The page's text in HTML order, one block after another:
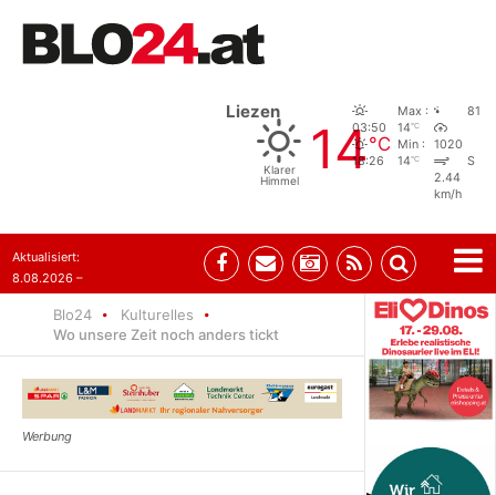
Liezen
Klarer
Himmel
14°C
03:50
18:26
Max :
14°C
Min :
14°C
81
1020
S
2.44
km/h
Aktualisiert:
8.08.2026 –
Blo24
Kulturelles
Wo unsere Zeit noch anders tickt